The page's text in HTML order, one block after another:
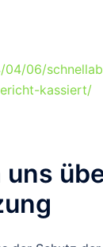
06/
kassiert/